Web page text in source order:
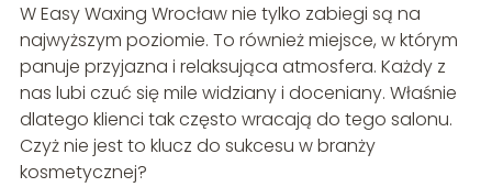
W Easy Waxing Wrocław nie tylko zabiegi są na
najwyższym poziomie. To również miejsce, w którym
panuje przyjazna i relaksująca atmosfera. Każdy z
nas lubi czuć się mile widziany i doceniany. Właśnie
dlatego klienci tak często wracają do tego salonu.
Czyż nie jest to klucz do sukcesu w branży
kosmetycznej?